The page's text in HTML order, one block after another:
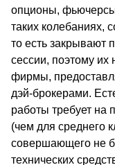
опционы,
таких колебаниях,
то есть закрывают
сессии, поэтому
фирмы,
дэй-брокерами.
работы требует на
(чем для среднего
совершающего не
технических